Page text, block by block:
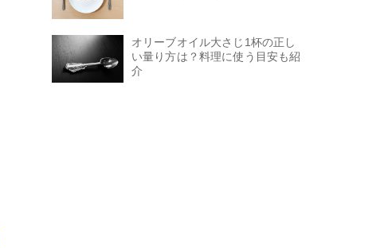
オリーブオイル大さじ1杯の正し
い量り方は？料理に使う目安も紹
介